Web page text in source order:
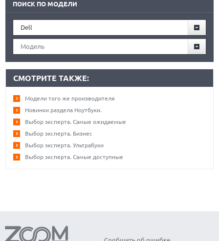
ПОИСК ПО МОДЕЛИ
Dell
Модель
СМОТРИТЕ ТАКЖЕ:
Модели того же производителя
Новинки раздела Ноутбуки.
Выбор эксперта. Самые ожидаемые
Выбор эксперта. Бизнес
Выбор эксперта. Ультрабуки
Выбор эксперта. Самые доступные